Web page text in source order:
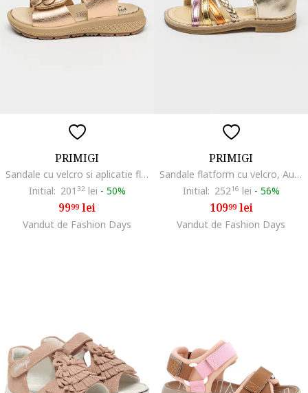
PRIMIGI
Sandale cu velcro si aplicatie floare, Auriu rose
Initial: 201 32 lei - 50%
9999lei
Vandut de Fashion Days
PRIMIGI
Sandale flatform cu velcro, Auriu/Portocaliu/Roz
Initial: 25216 lei - 56%
10999lei
Vandut de Fashion Days